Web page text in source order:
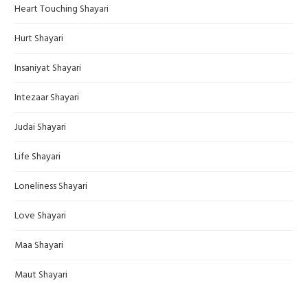
Heart Touching Shayari
Hurt Shayari
Insaniyat Shayari
Intezaar Shayari
Judai Shayari
Life Shayari
Loneliness Shayari
Love Shayari
Maa Shayari
Maut Shayari